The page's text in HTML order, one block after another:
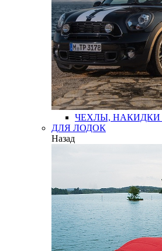
ЧЕХЛЫ, НАКИДКИ
ДЛЯ ЛОДОК
Назад